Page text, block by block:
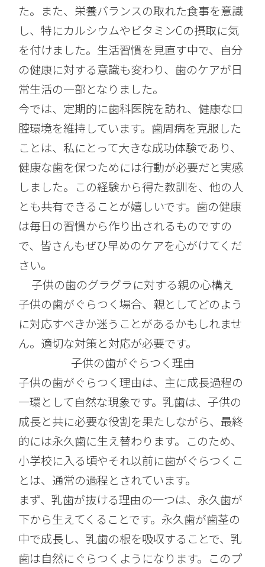
た。また、栄養バランスの取れた食事を意識
し、特にカルシウムやビタミンCの摂取に気
を付けました。生活習慣を見直す中で、自分
の健康に対する意識も変わり、歯のケアが日
常生活の一部となりました。
今では、定期的に歯科医院を訪れ、健康な口
腔環境を維持しています。歯周病を克服した
ことは、私にとって大きな成功体験であり、
健康な歯を保つためには行動が必要だと実感
しました。この経験から得た教訓を、他の人
とも共有できることが嬉しいです。歯の健康
は毎日の習慣から作り出されるものですの
で、皆さんもぜひ早めのケアを心がけてくだ
さい。
子供の歯のグラグラに対する親の心構え
子供の歯がぐらつく場合、親としてどのよう
に対応すべきか迷うことがあるかもしれませ
ん。適切な対策と対応が必要です。
子供の歯がぐらつく理由
子供の歯がぐらつく理由は、主に成長過程の
一環として自然な現象です。乳歯は、子供の
成長と共に必要な役割を果たしながら、最終
的には永久歯に生え替わります。このため、
小学校に入る頃やそれ以前に歯がぐらつくこ
とは、通常の過程とされています。
まず、乳歯が抜ける理由の一つは、永久歯が
下から生えてくることです。永久歯が歯茎の
中で成長し、乳歯の根を吸収することで、乳
歯は自然にぐらつくようになります。このプ